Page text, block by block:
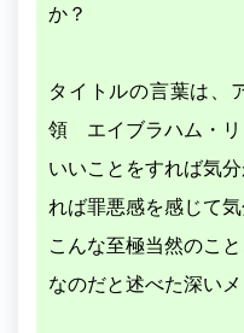
か？
タイトルの言葉は、
領 エイブラハム・リ
いいことをすれば気
れば罪悪感を感じて気
こんな至極当然のこ
なのだと述べた深いメ